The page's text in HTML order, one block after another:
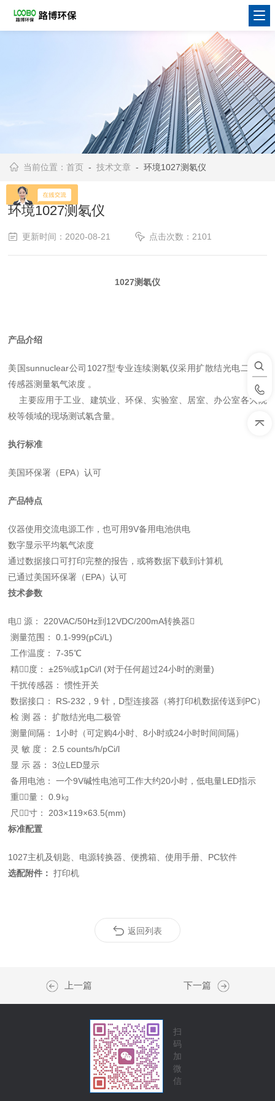
当前位置：首页 -技术文章 - 环境1027测氡仪
环境1027测氡仪
更新时间：2020-08-21 点击次数：2101
1027测氡仪
产品介绍
美国sunnuclear公司1027型专业连续测氡仪采用扩散结光电二极管
传感器测量氡气浓度 。
主要应用于工业、建筑业、环保、实验室、居室、办公室各大院
校等领域的现场测试氡含量。
执行标准
美国环保署（EPA）认可
产品特点
仪器使用交流电源工作，也可用9V备用电池供电
数字显示平均氡气浓度
通过数据接口可打印完整的报告，或将数据下载到计算机
已通过美国环保署（EPA）认可
技术参数
电 源 ：
220VAC/50Hz到12VDC/200mA转换器
测量范围 ：
0.1-999(pCi/L)
工作温度 ：
7-35℃
精度 ：
±25%或1pCi/l (对于任何超过24小时的测量)
干扰传感器 ： 惯性开关
数据接口 ：
RS-232，9 针，D型连接器（将打印机数据传送到PC）
检 测 器 ：
扩散结光电二极管
测量间隔 ：
1小时（可定购4小时、8小时或24小时时间间隔）
灵 敏 度 ：
2.5 counts/h/pCi/l
显 示 器 ：
3位LED显示
备用电池 ：
一个9V碱性电池可工作大约20小时，低电量LED指示
重量 ：
0.9㎏
尺寸 ：
203×119×63.5(mm)
标准配置
1027主机及钥匙、电源转换器、便携箱 、使用手册、PC软件
选配附件： 打印机
返回列表
上一篇 下一篇
扫
码
加
微
信